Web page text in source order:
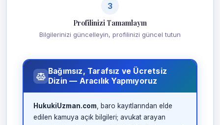
3
Profilinizi Tamamlayın
Bilgilerinizi güncelleyin, profilinizi güncel tutun
Bağımsız, Tarafsız ve Ücretsiz
Dizin — Aracılık Yapmıyoruz
HukukiUzman.com , baro kayıtlarından elde
edilen kamuya açık bilgileri; avukat arayan